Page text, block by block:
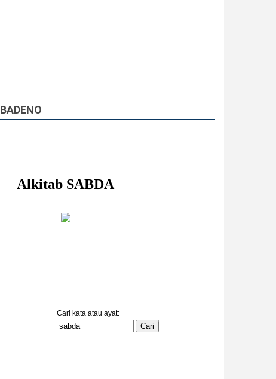
BADENO